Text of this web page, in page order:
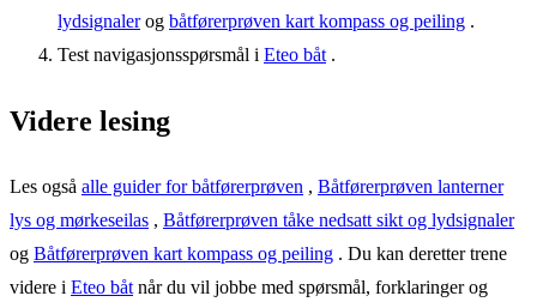
lydsignalerog båtførerprøven kart kompass og peiling .
Test navigasjonsspørsmål i Eteo båt .
Videre lesing
Les også alle guider for båtførerprøven , Båtførerprøven lanterner
lys og mørkeseilas , Båtførerprøven tåke nedsatt sikt og lydsignaler
og Båtførerprøven kart kompass og peiling . Du kan deretter trene
videre i Eteo båt når du vil jobbe med spørsmål, forklaringer og